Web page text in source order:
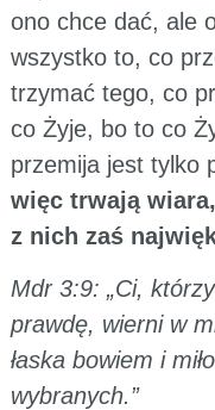
ono chce dać, ale
wszystko to, co
trzymać tego, co
co Żyje, bo to co
przemija jest tylko
więc trwają
z nich zaś
Mdr 3:9: „Ci,
prawdę, wierni w
łaska bowiem i
wybranych.”